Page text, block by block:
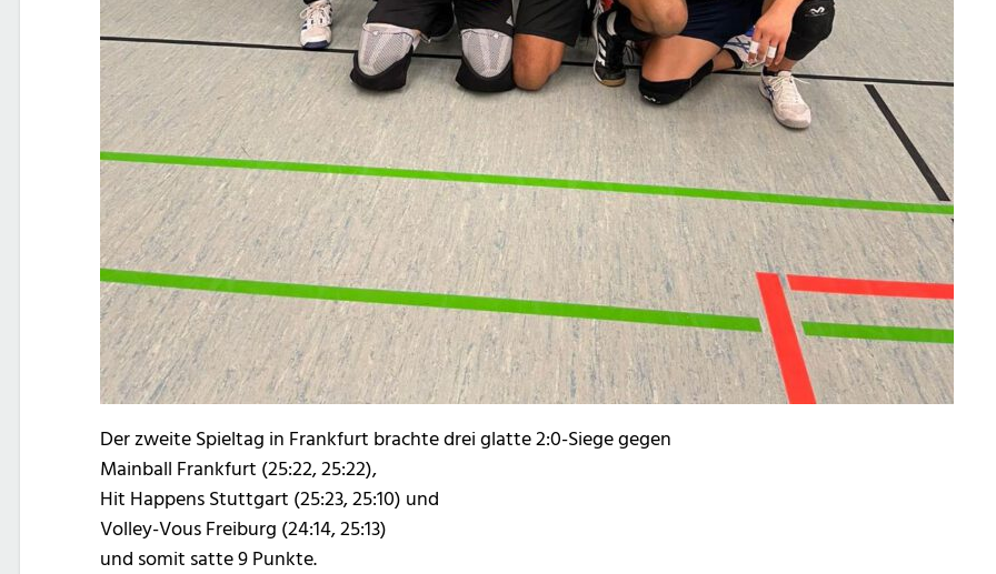
Der zweite Spieltag in Frankfurt brachte drei glatte 2:0-Siege gegen
Mainball Frankfurt (25:22, 25:22),
Hit Happens Stuttgart (25:23, 25:10) und
Volley-Vous Freiburg (24:14, 25:13)
und somit satte 9 Punkte.